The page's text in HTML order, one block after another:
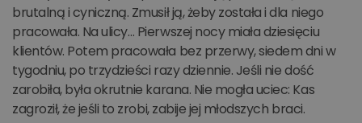
brutalną i cyniczną. Zmusił ją, żeby została i dla niego
pracowała. Na ulicy… Pierwszej nocy miała dziesięciu
klientów. Potem pracowała bez przerwy, siedem dni w
tygodniu, po trzydzieści razy dziennie. Jeśli nie dość
zarobiła, była okrutnie karana. Nie mogła uciec: Kas
zagroził, że jeśli to zrobi, zabije jej młodszych braci.